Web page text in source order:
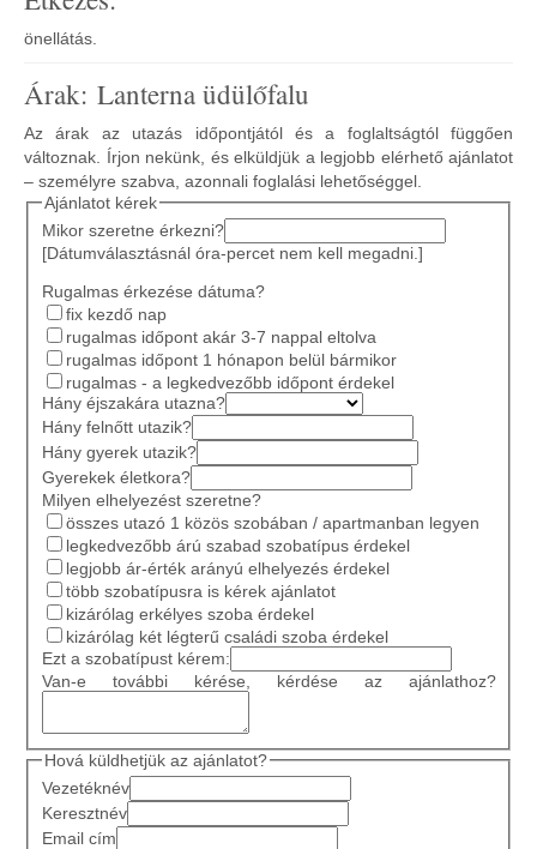
önellátás.
Árak: Lanterna üdülőfalu
Az árak az utazás időpontjától és a foglaltságtól függően
változnak. Írjon nekünk, és elküldjük a legjobb elérhető ajánlatot
– személyre szabva, azonnali foglalási lehetőséggel.
Ajánlatot kérek
Mikor szeretne érkezni?
[Dátumválasztásnál óra-percet nem kell megadni.]
Rugalmas érkezése dátuma?
fix kezdő nap
rugalmas időpont akár 3-7 nappal eltolva
rugalmas időpont 1 hónapon belül bármikor
rugalmas - a legkedvezőbb időpont érdekel
Hány éjszakára utazna?
Hány felnőtt utazik?
Hány gyerek utazik?
Gyerekek életkora?
Milyen elhelyezést szeretne?
összes utazó 1 közös szobában / apartmanban legyen
legkedvezőbb árú szabad szobatípus érdekel
legjobb ár-érték arányú elhelyezés érdekel
több szobatípusra is kérek ajánlatot
kizárólag erkélyes szoba érdekel
kizárólag két légterű családi szoba érdekel
Ezt a szobatípust kérem:
Van-e további kérése, kérdése az ajánlathoz?
Hová küldhetjük az ajánlatot?
Vezetéknév
Keresztnév
Email cím